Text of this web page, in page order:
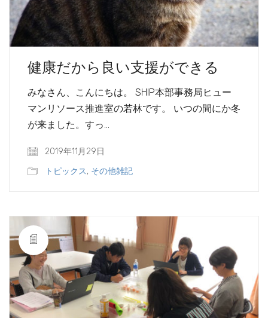
健康だから良い支援ができる
みなさん、こんにちは。 SHIP本部事務局ヒュー
マンリソース推進室の若林です。 いつの間にか冬
が来ました。すっ…
2019年11月29日
トピックス, その他雑記